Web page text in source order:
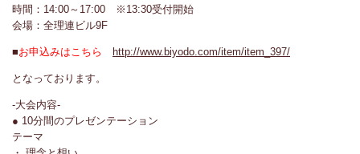
時間：14:00～17:00 ※13:30受付開始
会場：全理連ビル9F
■お申込みはこちら http://www.biyodo.com/item/item_397/
となっております。
-大会内容-
● 10分間のプレゼンテーション
テーマ